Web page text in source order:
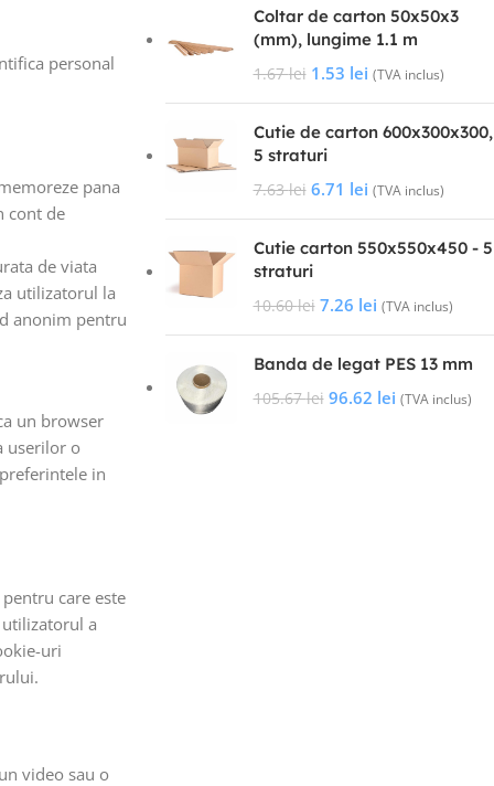
personal
pana
cont de
de viata
utilizatorul la
anonim pentru
un browser
userilor o
in
care este
a
uri
video sau o
Coltar de carton 50x50x3
(mm), lungime 1.1 m
1.67lei 1.53 lei (TVA inclus)
Cutie de carton 600x300x300,
5 straturi
7.63lei 6.71 lei (TVA inclus)
Cutie carton 550x550x450 - 5
straturi
10.60lei 7.26 lei (TVA inclus)
Banda de legat PES 13 mm
105.67lei 96.62 lei (TVA inclus)